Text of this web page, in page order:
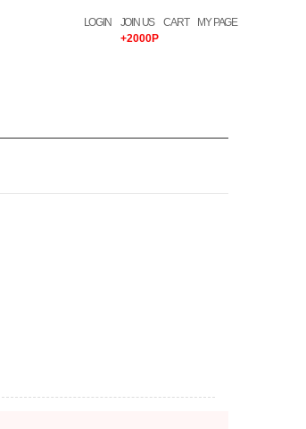
LOGIN
+2000P
JOIN US CART MY PAGE